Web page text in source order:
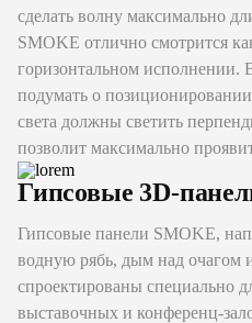
сделать волну максимально
SMOKE отлично смотрится
горизонтальном исполнении.
подумать о
света должны светить
позволит максимально
Гипсовые 3D-
Гипсовые панели SMOKE,
водную рябь, дым над очагом
спроектированы специально
выставочных и конференц-